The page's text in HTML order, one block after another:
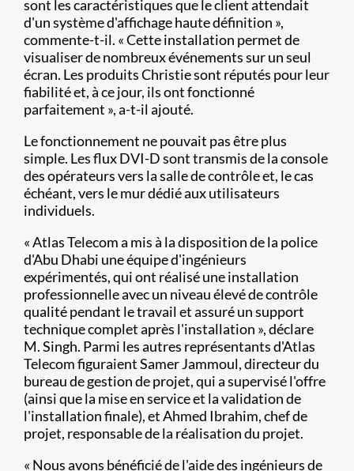
sont les caractéristiques que le client attendait
d'un système d'affichage haute définition »,
commente-t-il. « Cette installation permet de
visualiser de nombreux événements sur un seul
écran. Les produits Christie sont réputés pour leur
fiabilité et, à ce jour, ils ont fonctionné
parfaitement », a-t-il ajouté.
Le fonctionnement ne pouvait pas être plus
simple. Les flux DVI-D sont transmis de la console
des opérateurs vers la salle de contrôle et, le cas
échéant, vers le mur dédié aux utilisateurs
individuels.
« Atlas Telecom a mis à la disposition de la police
d'Abu Dhabi une équipe d'ingénieurs
expérimentés, qui ont réalisé une installation
professionnelle avec un niveau élevé de contrôle
qualité pendant le travail et assuré un support
technique complet après l'installation », déclare
M. Singh. Parmi les autres représentants d'Atlas
Telecom figuraient Samer Jammoul, directeur du
bureau de gestion de projet, qui a supervisé l'offre
(ainsi que la mise en service et la validation de
l'installation finale), et Ahmed Ibrahim, chef de
projet, responsable de la réalisation du projet.
« Nous avons bénéficié de l'aide des ingénieurs de